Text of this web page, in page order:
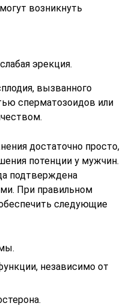
возникнуть
эрекция.
вызванного
сперматозоидов или
достаточно просто,
потенции у мужчин.
подтверждена
При правильном
следующие
независимо от